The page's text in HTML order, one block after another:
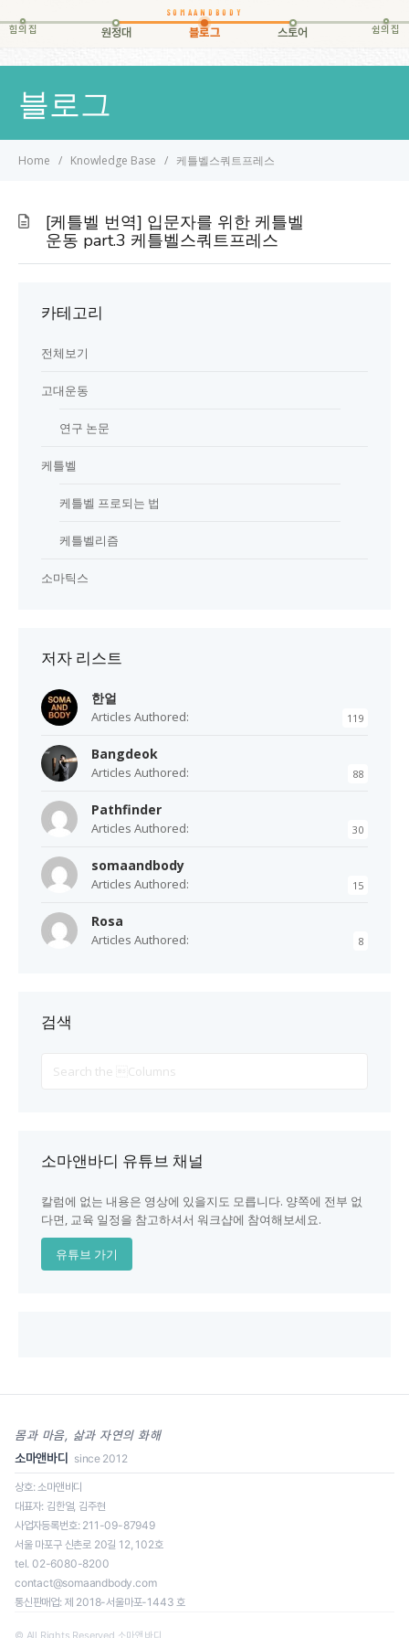
힘의집 원정대 블로그 스토어 쉼의집
블로그
Home Knowledge Base 케틀벨스쿼트프레스
[케틀벨 번역] 입문자를 위한 케틀벨
운동 part.3 케틀벨스쿼트프레스
카테고리
전체보기
고대운동
연구 논문
케틀벨
케틀벨 프로되는 법
케틀벨리즘
소마틱스
저자 리스트
한얼
Articles Authored: 119
Bangdeok
Articles Authored: 88
Pathfinder
Articles Authored: 30
somaandbody
Articles Authored: 15
Rosa
Articles Authored: 8
검색
For
소마앤바디 유튜브 채널
칼럼에 없는 내용은 영상에 있을지도 모릅니다. 양쪽에 전부 없
다면, 교육 일정을 참고하셔서 워크샵에 참여해보세요.
유튜브 가기
몸과 마음, 삶과 자연의 화해
소마앤바디 since 2012
상호: 소마앤바디
대표자: 김한얼, 김주현
사업자등록번호: 211-09-87949
서울 마포구 신촌로 20길 12, 102호
tel. 02-6080-8200
contact@somaandbody.com
통신판매업: 제 2018-서울마포-1443 호
© All Rights Reserved 소마앤바디